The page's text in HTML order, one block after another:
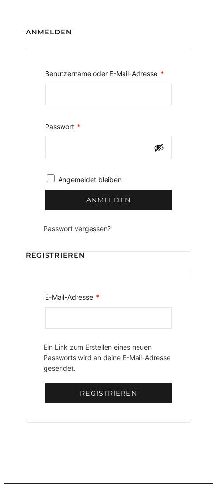
ANMELDEN
Benutzername oder E-Mail-Adresse *Erforderlich
Passwort *Erforderlich
Angemeldet bleiben
ANMELDEN
Passwort vergessen?
REGISTRIEREN
E-Mail-Adresse *Erforderlich
Ein Link zum Erstellen eines neuen
Passworts wird an deine E-Mail-Adresse
gesendet.
REGISTRIEREN